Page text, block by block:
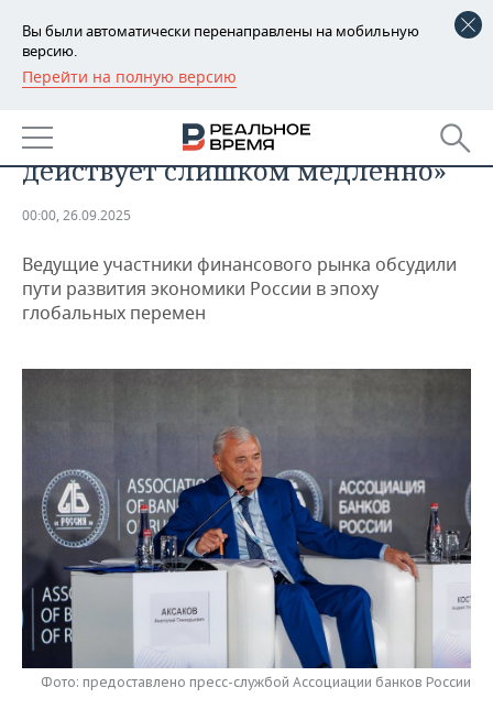
Вы были автоматически перенаправлены на мобильную
версию.
Перейти на полную версию
РЕГИОНЫ
БАШКОРТОСТАН
ТАТАРСТАН
НОВОСТИ
АНАЛИТИКА
ДЕКЛАРАЦИИ О ДОХОДАХ
КОМУ ПРИНАДЛЕЖАТ
ТАТАРСТАНА
НОВОСТИ ЭКОНОМИКИ
ИНВЕСТИЦИИ
ПРОМЫШЛЕННОСТЬ
НЕФТЕХИМИЯ
НЕФТЬ
ОПК
ЭНЕРГЕТИКА
НОВОСТИ БИЗНЕСА
РОЗНИЧНАЯ ТОРГОВЛЯ
ТРАНСПОРТ
УСЛУГИ
ТЕХНОЛОГИИ
НОВОСТИ ТЕХНОЛОГИЙ
IT
МЕДИА
ТЕЛЕКОММУНИКАЦИИ
МЕРОПРИЯТИЯ
НОВОСТИ МЕРОПРИЯТИЙ
ВЫЕЗДНАЯ РЕДАКЦИЯ
БИЗНЕС-БРАНЧИ
СПОРТ
НОВОСТИ СПОРТА
ФУТБОЛ
ОБЩЕСТВО
НОВОСТИ ОБЩЕСТВА
ФОТОГАЛЕРЕЯ
с жалобами, что Центробанк
действует слишком медленно»
00:00, 26.09.2025
Ведущие участники финансового рынка обсудили
пути развития экономики России в эпоху
глобальных перемен
Фото: предоставлено пресс-службой Ассоциации банков России